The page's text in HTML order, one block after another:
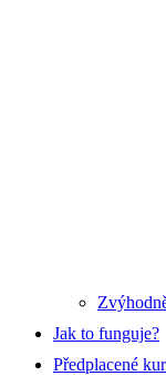
Jak to funguje?
Předplacené